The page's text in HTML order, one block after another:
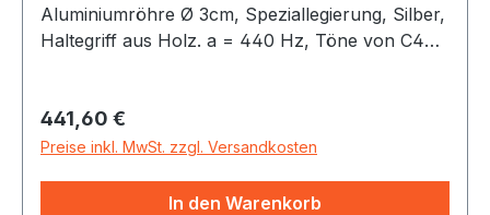
Aluminiumröhre Ø 3cm, Speziallegierung, Silber,
Haltegriff aus Holz. a = 440 Hz, Töne von C4
Regulärer Preis:
441,60 €
Preise inkl. MwSt. zzgl. Versandkosten
In den Warenkorb